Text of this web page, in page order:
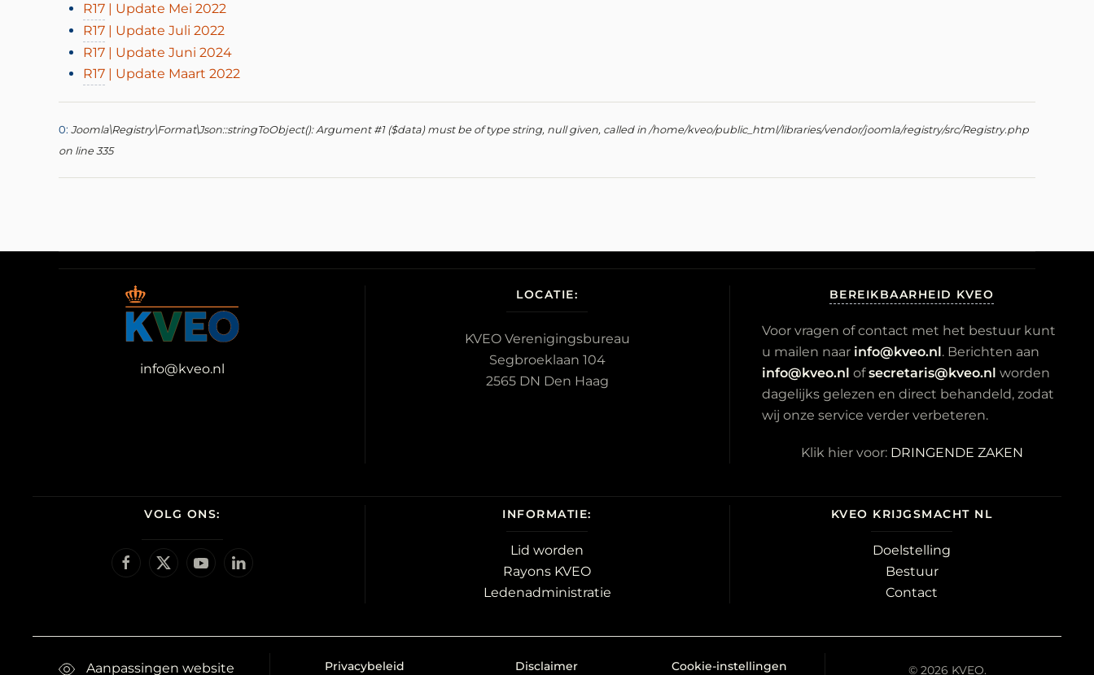
R17 | Update Mei 2022
R17 | Update Juli 2022
R17 | Update Juni 2024
R17 | Update Maart 2022
0: Joomla\Registry\Format\Json::stringToObject(): Argument #1 ($data) must be of type string, null given, called in /home/kveo/public_html/libraries/vendor/joomla/registry/src/Registry.php
on line 335
info@kveo.nl
LOCATIE:
KVEO Verenigingsbureau
Segbroeklaan 104
2565 DN Den Haag
BEREIKBAARHEID KVEO
Voor vragen of contact met het bestuur kunt
u mailen naar info@kveo.nl. Berichten aan
info@kveo.nl ofsecretaris@kveo.nl worden
dagelijks gelezen en direct behandeld, zodat
wij onze service verder verbeteren.
Klik hier voor: DRINGENDE ZAKEN
VOLG ONS: INFORMATIE:
Lid worden
Rayons KVEO
Ledenadministratie
KVEO KRIJGSMACHT NL
Doelstelling
Bestuur
Contact
Aanpassingen website Privacybeleid Disclaimer Cookie-instellingen © 2026 KVEO.